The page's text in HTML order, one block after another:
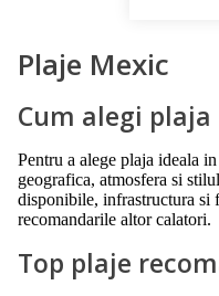
Plaje Mexic
Cum alegi
Pentru a alege plaja ideala
geografica, atmosfera si
disponibile, infrastructura si
recomandarile altor calatori.
Top plaje